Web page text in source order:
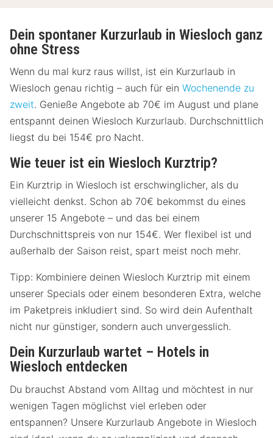
Dein spontaner Kurzurlaub in Wiesloch ganz
ohne Stress
Wenn du mal kurz raus willst, ist ein Kurzurlaub in
Wiesloch genau richtig – auch für ein Wochenende zu
zweit. Genieße Angebote ab 70€ im August und plane
entspannt deinen Wiesloch Kurzurlaub. Durchschnittlich
liegst du bei 154€ pro Nacht.
Wie teuer ist ein Wiesloch Kurztrip?
Ein Kurztrip in Wiesloch ist erschwinglicher, als du
vielleicht denkst. Schon ab 70€ bekommst du eines
unserer 15 Angebote – und das bei einem
Durchschnittspreis von nur 154€. Wer flexibel ist und
außerhalb der Saison reist, spart meist noch mehr.
Tipp: Kombiniere deinen Wiesloch Kurztrip mit einem
unserer Specials oder einem besonderen Extra, welche
im Paketpreis inkludiert sind. So wird dein Aufenthalt
nicht nur günstiger, sondern auch unvergesslich.
Dein Kurzurlaub wartet – Hotels in
Wiesloch entdecken
Du brauchst Abstand vom Alltag und möchtest in nur
wenigen Tagen möglichst viel erleben oder
entspannen? Unsere Kurzurlaub Angebote in Wiesloch